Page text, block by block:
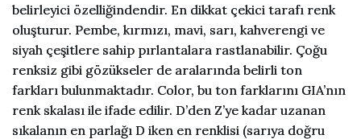
belirleyici özelliğindendir. En dikkat çekici tarafı renk
oluşturur. Pembe, kırmızı, mavi, sarı, kahverengi ve
siyah çeşitlere sahip pırlantalara rastlanabilir. Çoğu
renksiz gibi gözükseler de aralarında belirli ton
farkları bulunmaktadır. Color, bu ton farklarını GIA’nın
renk skalası ile ifade edilir. D’den Z’ye kadar uzanan
sıkalanın en parlağı D iken en renklisi (sarıya doğru